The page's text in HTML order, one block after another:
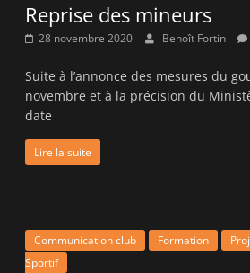
Reprise des mineurs
28 novembre 2020 Benoît Fortin
Suite à l’annonce des mesures du
novembre et à la précision du
date
Lire la suite
Communication club Formation
Sportif